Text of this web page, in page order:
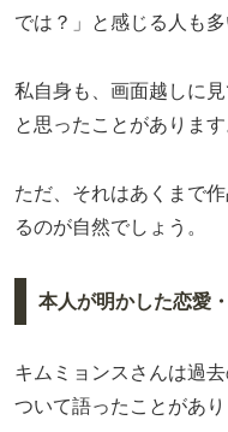
では？」と感じる人も多
私自身も、画面越しに
と思ったことがあります
ただ、それはあくまで
るのが自然でしょう。
本人が明かした恋愛
キムミョンスさんは過
ついて語ったことがあり